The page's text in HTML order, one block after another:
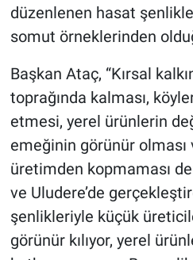
düzenlenen hasat
somut örneklerinden
Başkan Ataç, “Kırsal
toprağında kalması,
etmesi, yerel ürünlerin
emeğinin görünür olması
üretimden kopmaması
ve Uludere’de
şenlikleriyle küçük
görünür kılıyor, yerel